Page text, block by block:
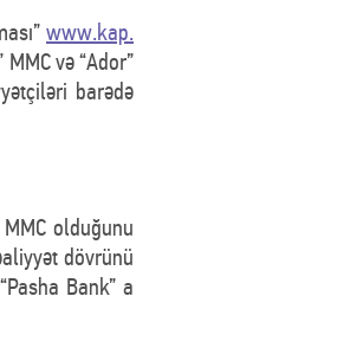
www.kap.
və “Ador”
barədə
olduğunu
dövrünü
Bank” a